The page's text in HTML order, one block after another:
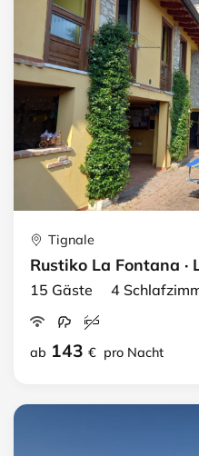
Tignale
Rustiko La Fontana ·
15 Gäste 4
ab 143 € pro Nacht